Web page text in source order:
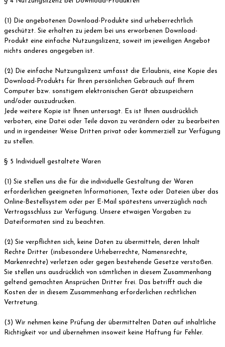
(1) Die angebotenen Download-Produkte sind urheberrechtlich
geschützt. Sie erhalten zu jedem bei uns erworbenen Download-
Produkt eine einfache Nutzungslizenz, soweit im jeweiligen Angebot
nichts anderes angegeben ist.
(2) Die einfache Nutzungslizenz umfasst die Erlaubnis, eine Kopie des
Download-Produkts für Ihren persönlichen Gebrauch auf Ihrem
Computer bzw. sonstigem elektronischen Gerät abzuspeichern
und/oder auszudrucken.
Jede weitere Kopie ist Ihnen untersagt. Es ist Ihnen ausdrücklich
verboten, eine Datei oder Teile davon zu verändern oder zu bearbeiten
und in irgendeiner Weise Dritten privat oder kommerziell zur Verfügung
zu stellen.
§ 5 Individuell gestaltete Waren
(1) Sie stellen uns die für die individuelle Gestaltung der Waren
erforderlichen geeigneten Informationen, Texte oder Dateien über das
Online-Bestellsystem oder per E-Mail spätestens unverzüglich nach
Vertragsschluss zur Verfügung. Unsere etwaigen Vorgaben zu
Dateiformaten sind zu beachten.
(2) Sie verpflichten sich, keine Daten zu übermitteln, deren Inhalt
Rechte Dritter (insbesondere Urheberrechte, Namensrechte,
Markenrechte) verletzen oder gegen bestehende Gesetze verstoßen.
Sie stellen uns ausdrücklich von sämtlichen in diesem Zusammenhang
geltend gemachten Ansprüchen Dritter frei. Das betrifft auch die
Kosten der in diesem Zusammenhang erforderlichen rechtlichen
Vertretung.
(3) Wir nehmen keine Prüfung der übermittelten Daten auf inhaltliche
Richtigkeit vor und übernehmen insoweit keine Haftung für Fehler.